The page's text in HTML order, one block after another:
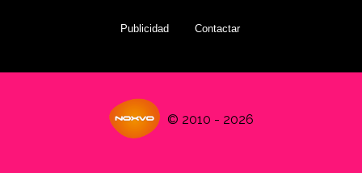
Publicidad Contactar
© 2010 - 2026